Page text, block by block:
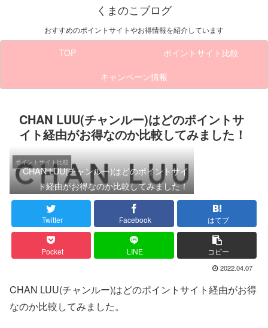
くまのこブログ
おすすめのポイントサイトやお得情報を紹介しています
TOP
ポイントサイト比較
キャンペーン情報
CHAN LUU(チャンルー)はどのポイントサ
イト経由がお得なのか比較してみました！
ポイントサイト比較
CHAN LUU(チャンルー)はどのポイントサイ
ト経由がお得なのか比較してみました！
Twitter Facebook はてブ
Pocket LINE コピー
2022.04.07
CHAN LUU(チャンルー)はどのポイントサイト経由がお得
なのか比較してみました。